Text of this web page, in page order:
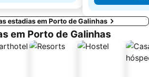
estadias em Porto de Galinhas
em Porto de Galinhas